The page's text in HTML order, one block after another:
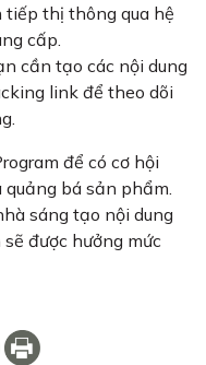
thị thông qua hệ
cấp.
cần tạo các nội dung
link để theo dõi
để có cơ hội
bá sản phẩm.
sáng tạo nội dung
được hưởng mức